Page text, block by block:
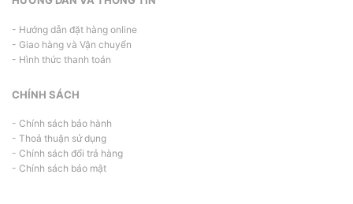
- Hướng dẫn đặt hàng online
- Giao hàng và Vận chuyển
- Hình thức thanh toán
CHÍNH SÁCH
- Chính sách bảo hành
- Thoả thuận sử dụng
- Chính sách đổi trả hàng
- Chính sách bảo mật